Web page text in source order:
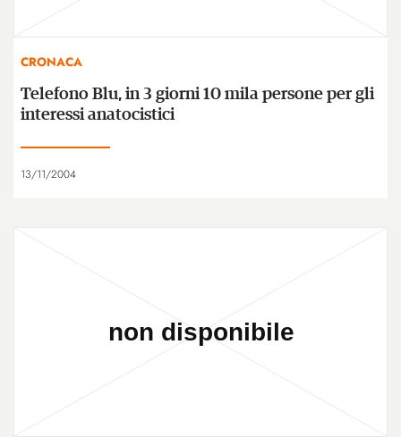
CRONACA
Telefono Blu, in 3 giorni 10 mila persone per gli
interessi anatocistici
13/11/2004